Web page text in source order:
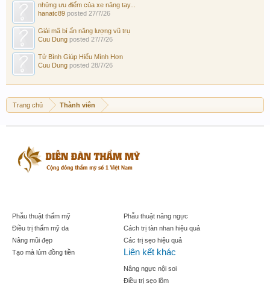
những ưu điểm của xe nâng tay...
hanatc89 posted 27/7/26
Giải mã bí ẩn năng lượng vũ trụ
Cuu Dung posted 27/7/26
Tử Bình Giúp Hiểu Mình Hơn
Cuu Dung posted 28/7/26
Trang chủ Thành viên
Phẫu thuật thẩm mỹ
Điều trị thẩm mỹ da
Nâng mũi đẹp
Tạo mà lúm đồng tiền
Phẫu thuật nâng ngực
Cách trị tàn nhan hiệu quả
Các trị sẹo hiệu quả
Liên kết khác
Nâng ngực nội soi
Điều trị sẹo lõm